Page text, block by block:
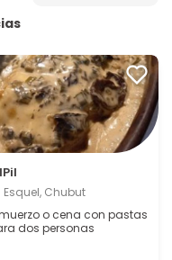
Esquel, Chubut
o cena con pastas
dos personas